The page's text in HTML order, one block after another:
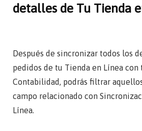
detalles de Tu Tienda
Después de sincronizar todos los
pedidos de tu Tienda en Línea con
Contabilidad, podrás filtrar
campo relacionado con
Línea.